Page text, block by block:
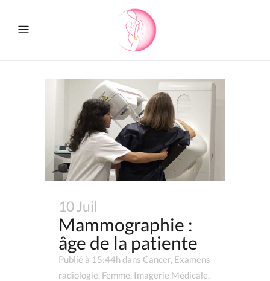
10 Juil
Mammographie :
âge de la patiente
Publié à 15:44hdans Cancer, Examens
radiologie, Femme, Imagerie Médicale,